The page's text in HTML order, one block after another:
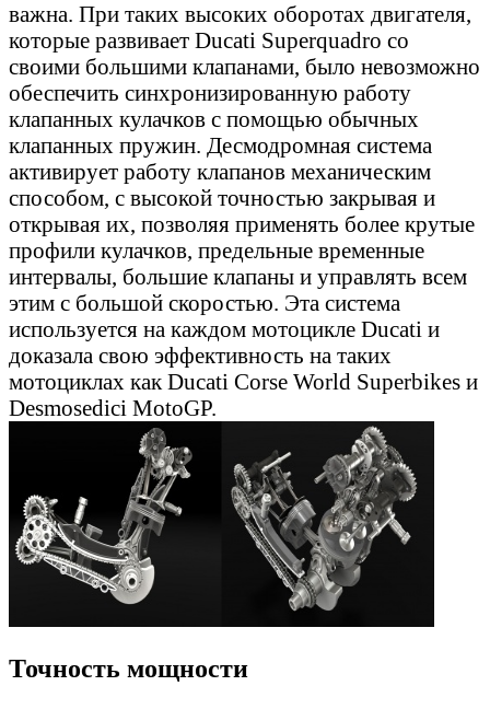
важна. При таких высоких оборотах двигателя,
которые развивает Ducati Superquadro со
своими большими клапанами, было невозможно
обеспечить синхронизированную работу
клапанных кулачков с помощью обычных
клапанных пружин. Десмодромная система
активирует работу клапанов механическим
способом, с высокой точностью закрывая и
открывая их, позволяя применять более крутые
профили кулачков, предельные временные
интервалы, большие клапаны и управлять всем
этим с большой скоростью. Эта система
используется на каждом мотоцикле Ducati и
доказала свою эффективность на таких
мотоциклах как Ducati Corse World Superbikes и
Desmosedici MotoGP.
Точность мощности